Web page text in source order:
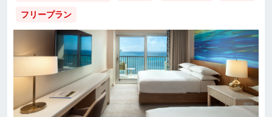
フリープラン